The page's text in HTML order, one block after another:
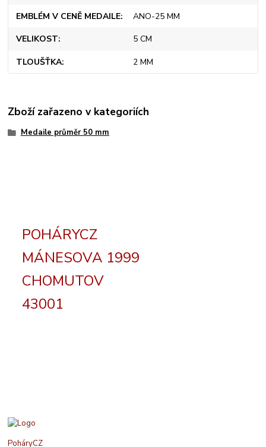
EMBLÉM V CENĚ MEDAILE ANO-25 MM
VELIKOST 5 CM
TLOUŠŤKA 2 MM
Zboží zařazeno v kategoriích
Medaile průměr 50 mm
POHÁRYCZ
MÁNESOVA 1999
CHOMUTOV
43001
PoháryCZ